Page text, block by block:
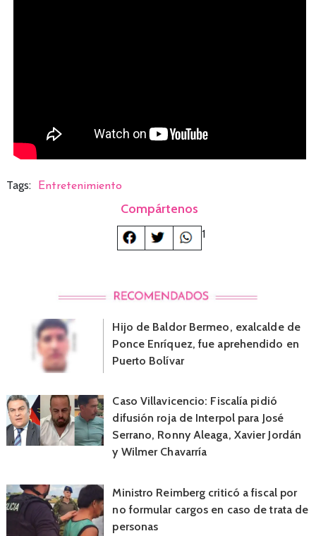
Tags: Entretenimiento
Compártenos
1
Hijo de Baldor Bermeo, exalcalde de
Ponce Enríquez, fue aprehendido en
Puerto Bolívar
Caso Villavicencio: Fiscalía pidió
difusión roja de Interpol para José
Serrano, Ronny Aleaga, Xavier Jordán
y Wilmer Chavarría
Ministro Reimberg criticó a fiscal por
no formular cargos en caso de trata de
personas